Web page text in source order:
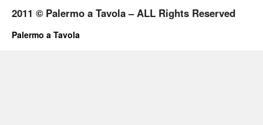
2011 © Palermo a Tavola – ALL Rights Reserved
Palermo a Tavola